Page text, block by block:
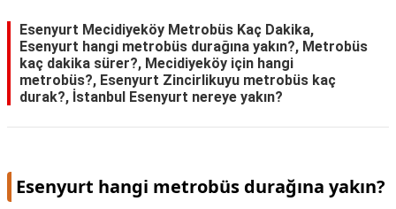
Esenyurt Mecidiyeköy Metrobüs Kaç Dakika,
Esenyurt hangi metrobüs durağına yakın?, Metrobüs
kaç dakika sürer?, Mecidiyeköy için hangi
metrobüs?, Esenyurt Zincirlikuyu metrobüs kaç
durak?, İstanbul Esenyurt nereye yakın?
Esenyurt hangi metrobüs durağına yakın?